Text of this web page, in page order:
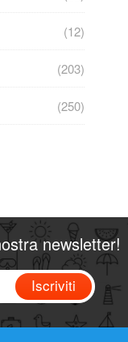
(12)
(203)
(250)
newsletter!
Iscriviti